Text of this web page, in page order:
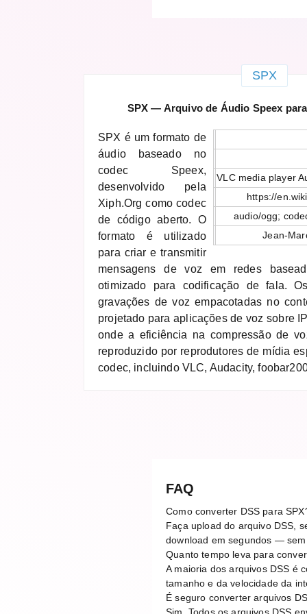
SPX
SPX — Arquivo de Áudio Speex
VLC media player
https://
audio/ogg;
Jean-
SPX é um formato de
áudio baseado no
codec Speex,
desenvolvido pela
Xiph.Org como codec
de código aberto. O
formato é utilizado
para criar e transmitir
mensagens de voz em redes
otimizado para codificação de fala.
gravações de voz empacotadas no
projetado para aplicações de voz sobre
onde a eficiência na compressão de
reproduzido por reprodutores de mídia
codec, incluindo VLC, Audacity,
FAQ
Como converter DSS para
Faça upload do arquivo DSS,
download em segundos —
Quanto tempo leva para
A maioria dos arquivos DSS é
tamanho e da velocidade da
É seguro converter arquivos